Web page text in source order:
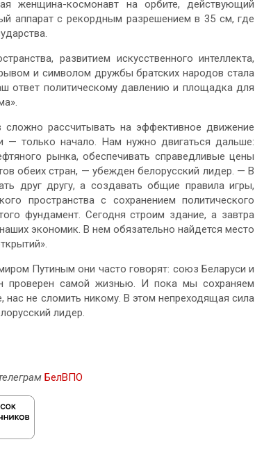
женщина-космонавт на орбите, действующий
аппарат с рекордным разрешением в 35 см, где
развитием искусственного интеллекта,
и символом дружбы братских народов стала
ответ политическому давлению и площадка для
рассчитывать на эффективное движение
только начало. Нам нужно двигаться дальше:
рынка, обеспечивать справедливые цены
обеих стран, — убежден белорусский лидер. — В
друг другу, а создавать общие правила игры,
пространства с сохранением политического
фундамент. Сегодня строим здание, а завтра
экономик. В нем обязательно найдется место
Путиным они часто говорят: союз Беларуси и
проверен самой жизнью. И пока мы сохраняем
не сломить никому. В этом непреходящая сила
лидер.
БелВПО